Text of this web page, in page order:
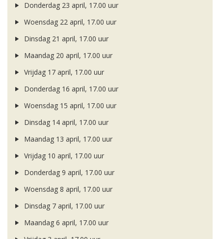
Donderdag 23 april, 17.00 uur
Woensdag 22 april, 17.00 uur
Dinsdag 21 april, 17.00 uur
Maandag 20 april, 17.00 uur
Vrijdag 17 april, 17.00 uur
Donderdag 16 april, 17.00 uur
Woensdag 15 april, 17.00 uur
Dinsdag 14 april, 17.00 uur
Maandag 13 april, 17.00 uur
Vrijdag 10 april, 17.00 uur
Donderdag 9 april, 17.00 uur
Woensdag 8 april, 17.00 uur
Dinsdag 7 april, 17.00 uur
Maandag 6 april, 17.00 uur